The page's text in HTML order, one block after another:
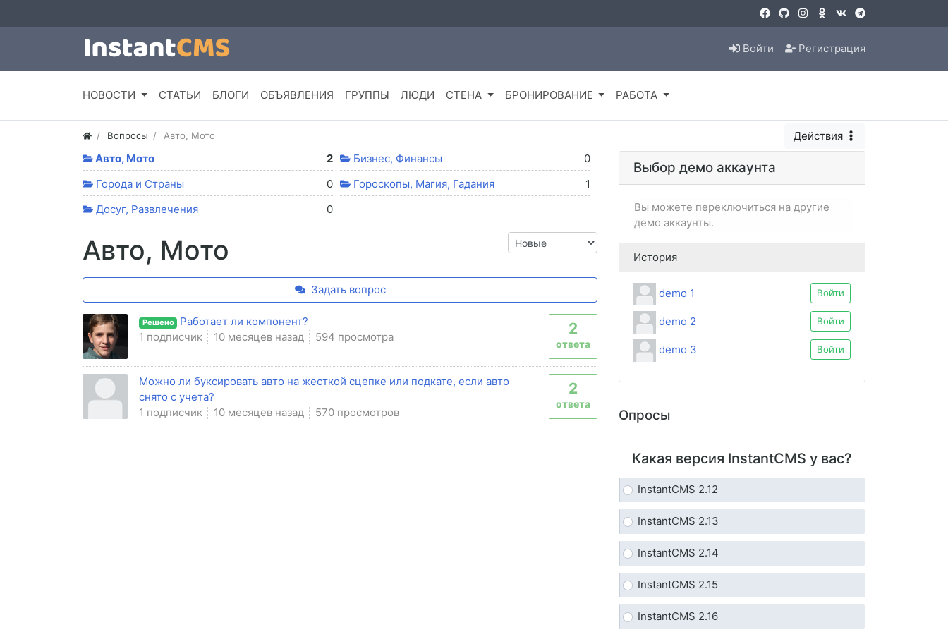
Войти Регистрация
НОВОСТИ СТАТЬИ БЛОГИ ОБЪЯВЛЕНИЯ ГРУППЫ ЛЮДИ СТЕНА БРОНИРОВАНИЕ РАБОТА
Вопросы Авто, Мото
Действия
Авто, Мото
2 Бизнес, Финансы
0
Города и Страны
0 Гороскопы, Магия, Гадания
1
Досуг, Развлечения
0
Авто, Мото
Задать вопрос
Решено
Работает ли компонент?
1 подписчик
10 месяцев назад 594 просмотра 2
ответа
Можно ли буксировать авто на жесткой сцепке или подкате, если авто
снято с учета?
1 подписчик
10 месяцев назад 570 просмотров
2
ответа
Выбор демо аккаунта
Вы можете переключиться на другие
демо аккаунты.
История
demo 1 Войти
demo 2 Войти
demo 3 Войти
Опросы
Какая версия InstantCMS у вас?
InstantCMS 2.12
InstantCMS 2.13
InstantCMS 2.14
InstantCMS 2.15
InstantCMS 2.16